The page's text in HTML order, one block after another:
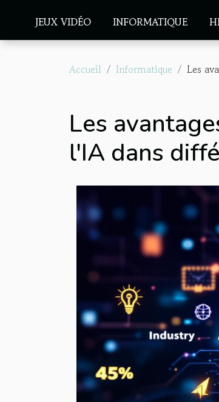
JEUX VIDÉO INFORMATIQUE
Accueil Informatique Les
Les
l'IA dans